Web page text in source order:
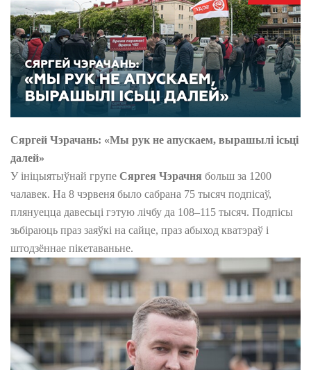
Сяргей Чэрачань: «Мы рук не апускаем, вырашылі ісьці
далей»
У ініцыятыўнай групе Сяргея Чэрачня больш за 1200
чалавек. На 8 чэрвеня было сабрана 75 тысяч подпісаў,
плянуецца давесьці гэтую лічбу да 108–115 тысяч. Подпісы
зьбіраюць праз заяўкі на сайце, праз абыход кватэраў і
штодзённае пікетаваньне.